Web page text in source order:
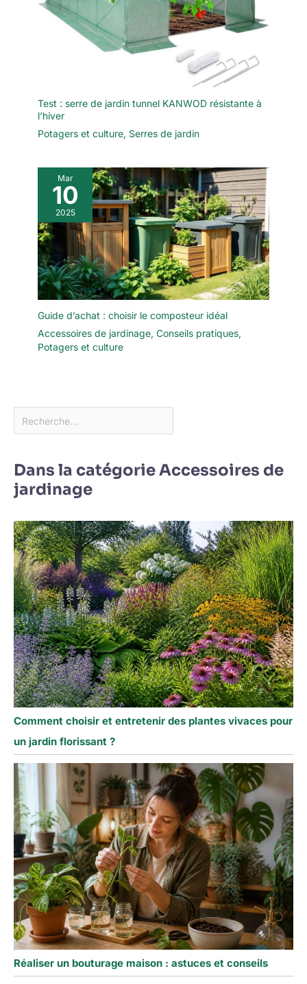
Test : serre de jardin tunnel KANWOD résistante à
l’hiver
Potagers et culture, Serres de jardin
Mar
10
2025
Guide d’achat : choisir le composteur idéal
Accessoires de jardinage, Conseils pratiques,
Potagers et culture
Dans la catégorie Accessoires de
jardinage
Comment choisir et entretenir des plantes vivaces pour
un jardin florissant ?
Réaliser un bouturage maison : astuces et conseils